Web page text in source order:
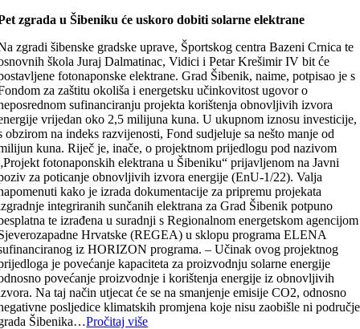
zgrada u Šibeniku će uskoro dobiti solarne elektrane
zgradi šibenske gradske uprave, Športskog centra Bazeni Crnica te
škola Juraj Dalmatinac, Vidici i Petar Krešimir IV bit će
fotonaponske elektrane. Grad Šibenik, naime, potpisao je s
za zaštitu okoliša i energetsku učinkovitost ugovor o
sufinanciranju projekta korištenja obnovljivih izvora
vrijedan oko 2,5 milijuna kuna. U ukupnom iznosu investicije,
obzirom na indeks razvijenosti, Fond sudjeluje sa nešto manje od
kuna. Riječ je, inače, o projektnom prijedlogu pod nazivom
fotonaponskih elektrana u Šibeniku“ prijavljenom na Javni
za poticanje obnovljivih izvora energije (EnU-1/22). Valja
kako je izrada dokumentacije za pripremu projekata
integriranih sunčanih elektrana za Grad Šibenik potpuno
te izrađena u suradnji s Regionalnom energetskom agencijom
Hrvatske (REGEA) u sklopu programa ELENA
iz HORIZON programa. – Učinak ovog projektnog
je povećanje kapaciteta za proizvodnju solarne energije
povećanje proizvodnje i korištenja energije iz obnovljivih
Na taj način utjecat će se na smanjenje emisije CO2, odnosno
posljedice klimatskih promjena koje nisu zaobišle ni područje
Šibenika…Pročitaj više